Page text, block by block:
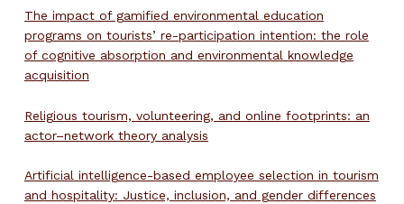
The impact of gamified environmental education
programs on tourists’ re-participation intention: the role
of cognitive absorption and environmental knowledge
acquisition
Religious tourism, volunteering, and online footprints: an
actor–network theory analysis
Artificial intelligence-based employee selection in tourism
and hospitality: Justice, inclusion, and gender differences